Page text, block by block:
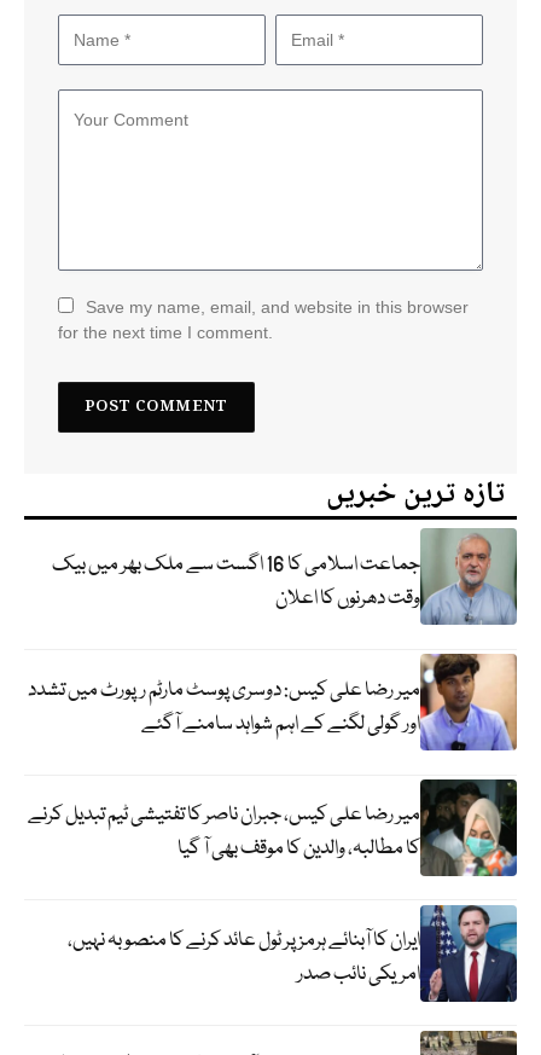
Save my name, email, and website in this browser
for the next time I comment.
تازہ ترین خبریں
جماعت اسلامی کا 16 اگست سے ملک بھر میں بیک
وقت دھرنوں کا اعلان
میر رضا علی کیس: دوسری پوسٹ مارٹم رپورٹ میں تشدد
اور گولی لگنے کے اہم شواہد سامنے آگئے
میر رضا علی کیس، جبران ناصر کا تفتیشی ٹیم تبدیل کرنے
کا مطالبہ، والدین کا موقف بھی آ گیا
ایران کا آبنائے ہرمز پر ٹول عائد کرنے کا منصوبہ نہیں،
امریکی نائب صدر